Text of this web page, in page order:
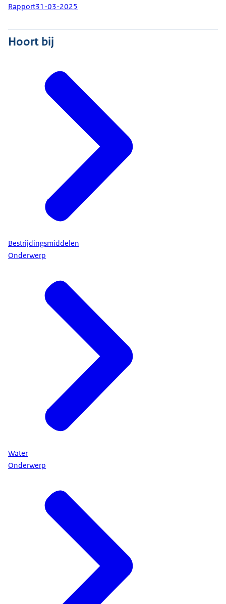
Rapport31-03-2025
Hoort bij
Bestrijdingsmiddelen
Onderwerp
Water
Onderwerp